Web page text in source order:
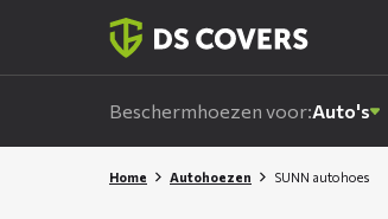
Beschermhoezen voor:Auto's
Home Autohoezen SUNN autohoes